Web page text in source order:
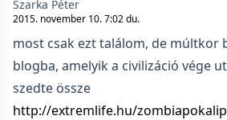
Szarka Péter
2015. november 10. 7:02 du.
most csak ezt találom, de múltkor
blogba, amelyik a civilizáció vége
szedte össze
http://extremlife.hu/